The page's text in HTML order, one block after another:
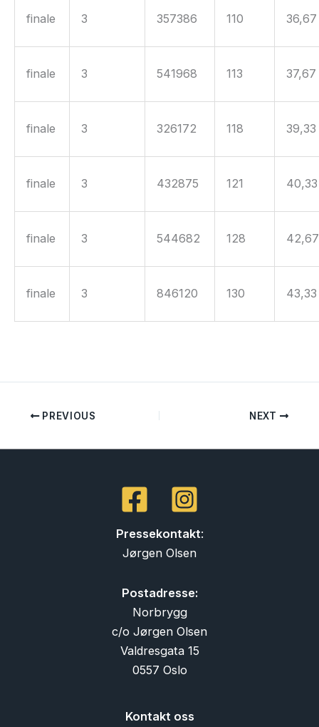
finale 3 357386 110 36,67
finale 3 541968 113 37,67
finale 3 326172 118 39,33
finale 3 432875 121 40,33
finale 3 544682 128 42,67
finale 3 846120 130 43,33
PREVIOUS NEXT
Pressekontakt:
Jørgen Olsen
Postadresse:
Norbrygg
c/o Jørgen Olsen
Valdresgata 15
0557 Oslo
Kontakt oss